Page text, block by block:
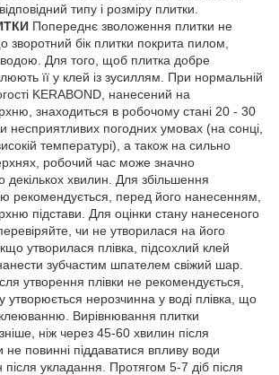
типу і розміру плитки.
Попереднє зволоження плитки не
зворотний бік плитки покрита пилом,
Для того, щоб плитка добре
її у клей із зусиллям. При нормальній
KERABOND, нанесений на
знаходиться в робочому стані 20 - 30
несприятливих погодних умовах (на сонці,
температурі), а також на сильно
робочий час може значно
декількох хвилин. Для збільшення
рекомендується, перед його нанесенням,
підстави. Для оцінки стану нанесеного
чи не утворилася на його
утворилася плівка, підсохлий клей
зубчастим шпателем свіжий шар.
утворення плівки не рекомендується,
утворюється нерозчинна у воді плівка, що
Вирівнювання плитки
ніж через 45-60 хвилин після
повинні піддаватися впливу води
укладання. Протягом 5-7 діб після